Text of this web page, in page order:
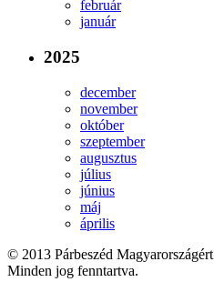
február
január
2025
december
november
október
szeptember
augusztus
július
június
máj
április
© 2013 Párbeszéd Magyarországért
Minden jog fenntartva.